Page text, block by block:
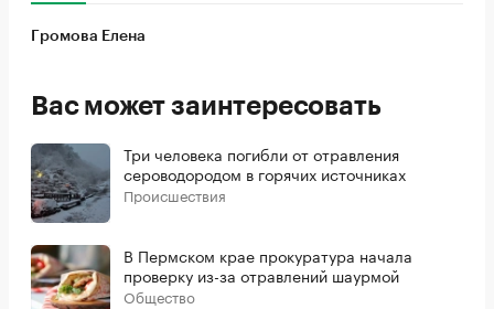
Громова Елена
Вас может заинтересовать
Три человека погибли от отравления
сероводородом в горячих источниках
Происшествия
В Пермском крае прокуратура начала
проверку из-за отравлений шаурмой
Общество